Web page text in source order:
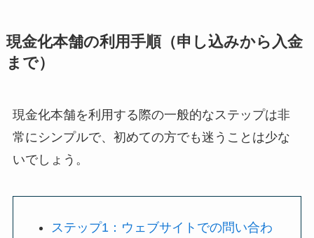
現金化本舗の利用手順（申し込みから入金
まで）
現金化本舗を利用する際の一般的なステップは非
常にシンプルで、初めての方でも迷うことは少な
いでしょう。
ステップ1：ウェブサイトでの問い合わ